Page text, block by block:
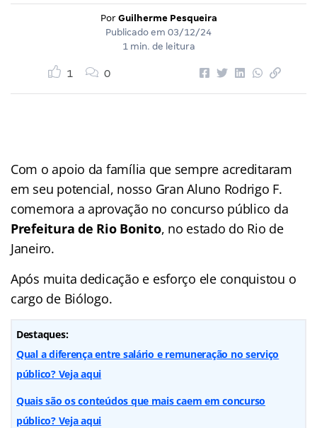
Por Guilherme Pesqueira
Publicado em 03/12/24
1 min. de leitura
1 0
Com o apoio da família que sempre acreditaram
em seu potencial, nosso Gran Aluno Rodrigo F.
comemora a aprovação no concurso público da
Prefeitura de Rio Bonito, no estado do Rio de
Janeiro.
Após muita dedicação e esforço ele conquistou o
cargo de Biólogo.
Destaques:
Qual a diferença entre salário e remuneração no serviço
público? Veja aqui
Quais são os conteúdos que mais caem em concurso
público? Veja aqui